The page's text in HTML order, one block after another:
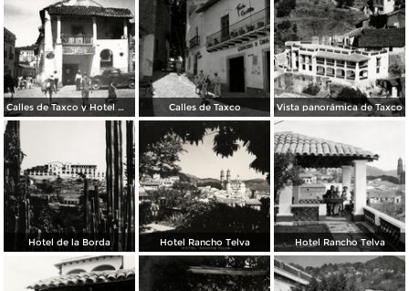
Calles de Taxco y Hotel Meléndez (izq.) Calles de Taxco Vista panorámica de Taxco
Hotel de la Borda Hotel Rancho Telva Hotel Rancho Telva